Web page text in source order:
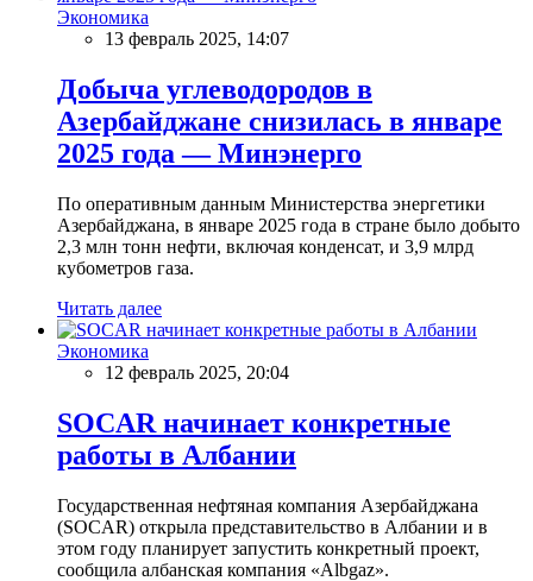
Экономика
13 февраль 2025, 14:07
Добыча углеводородов в
Азербайджане снизилась в январе
2025 года — Минэнерго
По оперативным данным Министерства энергетики
Азербайджана, в январе 2025 года в стране было добыто
2,3 млн тонн нефти, включая конденсат, и 3,9 млрд
кубометров газа.
Читать далее
Экономика
12 февраль 2025, 20:04
SOCAR начинает конкретные
работы в Албании
Государственная нефтяная компания Азербайджана
(SOCAR) открыла представительство в Албании и в
этом году планирует запустить конкретный проект,
сообщила албанская компания «Albgaz».